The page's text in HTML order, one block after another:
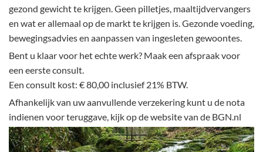
gezond gewicht te krijgen. Geen pilletjes, maaltijdvervangers
en wat er allemaal op de markt te krijgen is. Gezonde voeding,
bewegingsadvies en aanpassen van ingesleten gewoontes.
Bent u klaar voor het echte werk? Maak een afspraak voor
een eerste consult.
Een consult kost: € 80,00 inclusief 21% BTW.
Afhankelijk van uw aanvullende verzekering kunt u de nota
indienen voor teruggave, kijk op de website van de BGN.nl